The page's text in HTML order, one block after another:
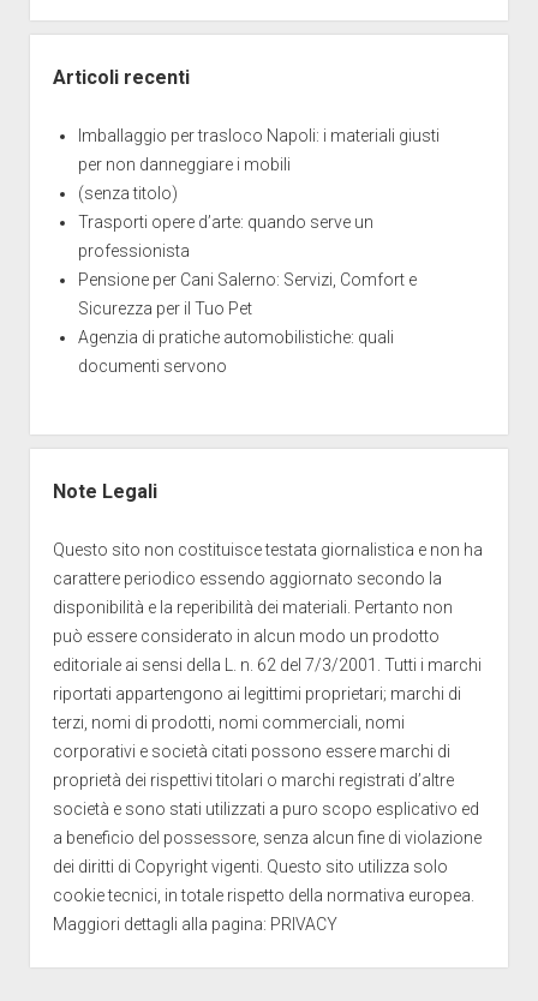
Articoli recenti
Imballaggio per trasloco Napoli: i materiali giusti
per non danneggiare i mobili
(senza titolo)
Trasporti opere d’arte: quando serve un
professionista
Pensione per Cani Salerno: Servizi, Comfort e
Sicurezza per il Tuo Pet
Agenzia di pratiche automobilistiche: quali
documenti servono
Note Legali
Questo sito non costituisce testata giornalistica e non ha
carattere periodico essendo aggiornato secondo la
disponibilità e la reperibilità dei materiali. Pertanto non
può essere considerato in alcun modo un prodotto
editoriale ai sensi della L. n. 62 del 7/3/2001. Tutti i marchi
riportati appartengono ai legittimi proprietari; marchi di
terzi, nomi di prodotti, nomi commerciali, nomi
corporativi e società citati possono essere marchi di
proprietà dei rispettivi titolari o marchi registrati d’altre
società e sono stati utilizzati a puro scopo esplicativo ed
a beneficio del possessore, senza alcun fine di violazione
dei diritti di Copyright vigenti. Questo sito utilizza solo
cookie tecnici, in totale rispetto della normativa europea.
Maggiori dettagli alla pagina: PRIVACY